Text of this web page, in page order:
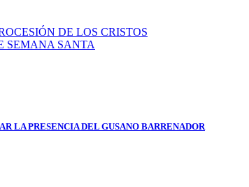
DE LOS CRISTOS
SEMANA SANTA
LA PRESENCIA DEL GUSANO BARRENADOR